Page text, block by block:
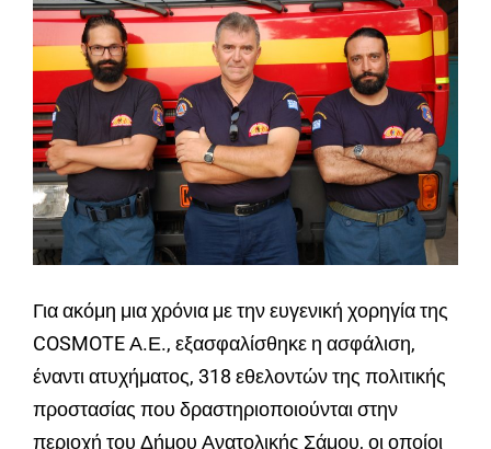
Για ακόμη μια χρόνια με την ευγενική χορηγία της
COSMOTE Α.Ε., εξασφαλίσθηκε η ασφάλιση,
έναντι ατυχήματος, 318 εθελοντών της πολιτικής
προστασίας που δραστηριοποιούνται στην
περιοχή του Δήμου Ανατολικής Σάμου, οι οποίοι